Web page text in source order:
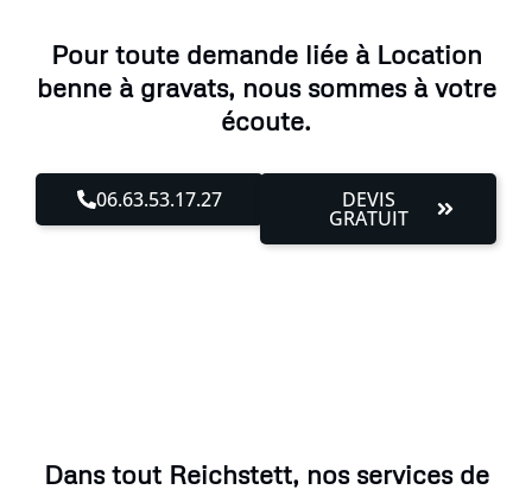
Pour toute demande liée à Location
benne à gravats, nous sommes à votre
écoute.
06.63.53.17.27 DEVIS
GRATUIT
Dans tout Reichstett, nos services de